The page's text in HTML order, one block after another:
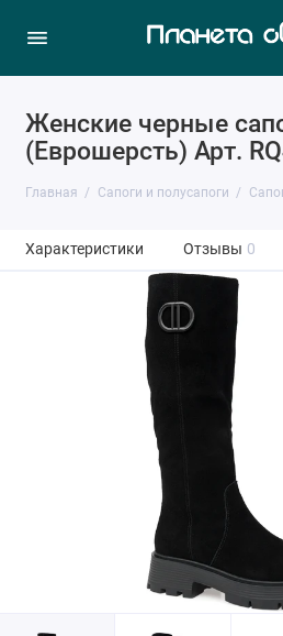
Женские черные
(Еврошерсть) Арт.
Главная Сапоги и полусапоги
Характеристики Отзывы 0